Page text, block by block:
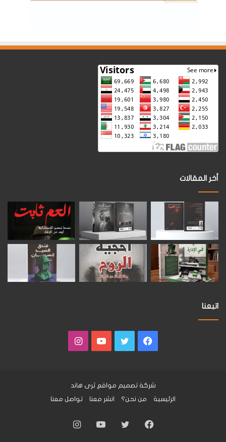
أخر المقالات
اتبعنا
فيسبوكتويتر يوتيوبانستقرام
شركة تصميم مواقع ثرى هاند
الرئيسية
من نحن؟ انشر معنا تواصل معنا
فيسبوكتويتر يوتيوبانستقرام